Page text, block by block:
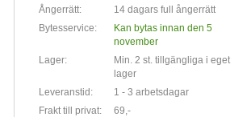
Ångerrätt:
14 dagars full ångerrätt
Bytesservice:
Kan bytas innan den 5
november
Lager:
Min. 2 st. tillgängliga i eget
lager
Leveranstid:
1 - 3 arbetsdagar
Frakt till privat:
69,-